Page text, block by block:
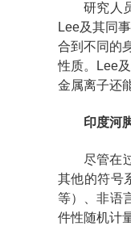
研究人
Lee及其同
合到不同的
性质。Lee
金属离子还
印度河
尽管在
其他的符号
等）、非语
件性随机计